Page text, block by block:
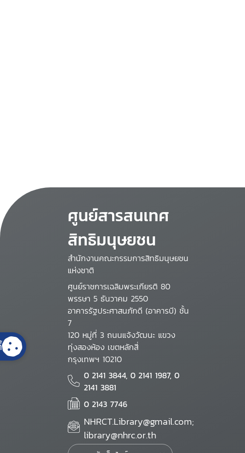
ศูนย์สารสนเทศ
สิทธิมนุษยชน
สำนักงานคณะกรรมการสิทธิมนุษยชน
แห่งชาติ
ศูนย์ราชการเฉลิมพระเกียรติ 80
พรรษา 5 ธันวาคม 2550
อาคารรัฐประศาสนภักดี (อาคารบี) ชั้น
7
120 หมู่ที่ 3 ถนนแจ้งวัฒนะ แขวง
ทุ่งสองห้อง เขตหลักสี่
กรุงเทพฯ 10210
0 2141 3844, 0 2141 1987, 0
2141 3881
0 2143 7746
NHRCT.Library@gmail.com;
library@nhrc.or.th